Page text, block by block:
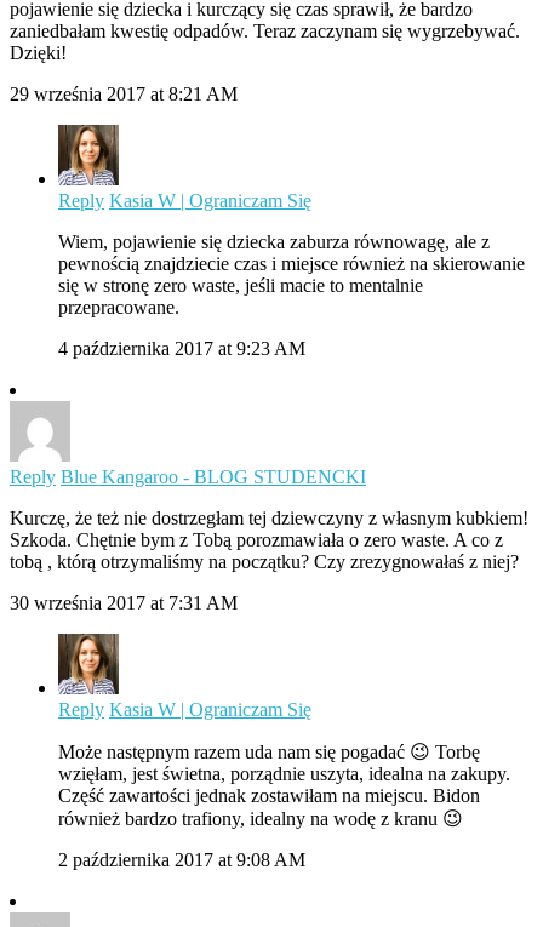
pojawienie się dziecka i kurczący się czas sprawił, że bardzo
zaniedbałam kwestię odpadów. Teraz zaczynam się wygrzebywać.
Dzięki!
29 września 2017 at 8:21 AM
Reply Kasia W | Ograniczam Się
Wiem, pojawienie się dziecka zaburza równowagę, ale z
pewnością znajdziecie czas i miejsce również na skierowanie
się w stronę zero waste, jeśli macie to mentalnie
przepracowane.
4 października 2017 at 9:23 AM
Reply Blue Kangaroo - BLOG STUDENCKI
Kurczę, że też nie dostrzegłam tej dziewczyny z własnym kubkiem!
Szkoda. Chętnie bym z Tobą porozmawiała o zero waste. A co z
tobą , którą otrzymaliśmy na początku? Czy zrezygnowałaś z niej?
30 września 2017 at 7:31 AM
Reply Kasia W | Ograniczam Się
Może następnym razem uda nam się pogadać 😉 Torbę
wzięłam, jest świetna, porządnie uszyta, idealna na zakupy.
Część zawartości jednak zostawiłam na miejscu. Bidon
również bardzo trafiony, idealny na wodę z kranu 😉
2 października 2017 at 9:08 AM